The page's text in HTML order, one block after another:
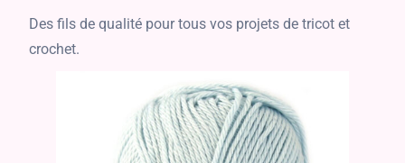
Des fils de qualité pour tous vos projets de tricot et
crochet.